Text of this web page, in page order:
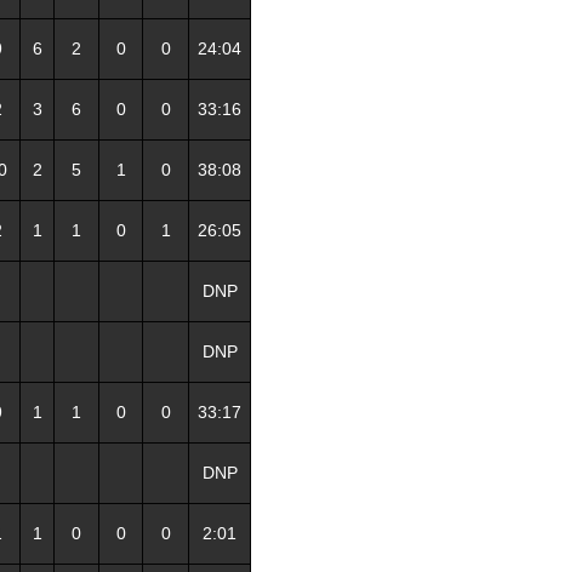
6 2 0 0 24:04
3 6 0 0 33:16
2 5 1 0 38:08
1 1 0 1 26:05
DNP
DNP
1 1 0 0 33:17
DNP
1 0 0 0 2:01